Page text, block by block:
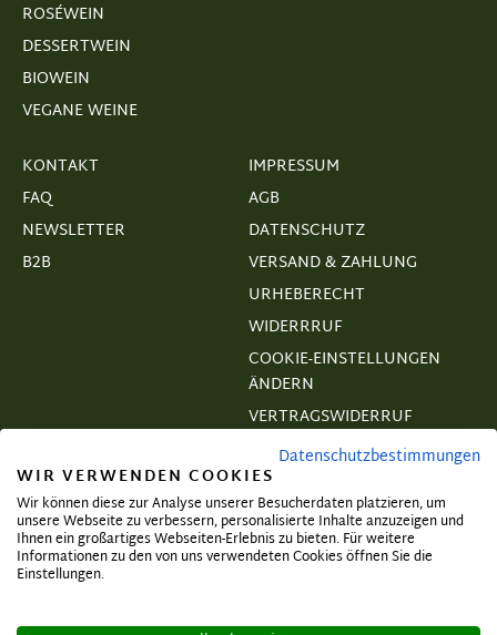
ROSÉWEIN
DESSERTWEIN
BIOWEIN
VEGANE WEINE
KONTAKT
FAQ
NEWSLETTER
B2B
IMPRESSUM
AGB
DATENSCHUTZ
VERSAND & ZAHLUNG
URHEBERECHT
WIDERRRUF
COOKIE-EINSTELLUNGEN
ÄNDERN
VERTRAGSWIDERRUF
Abonnieren und exklusive Angebote
sichern!
Datenschutzbestimmungen
WIR VERWENDEN COOKIES
Wir können diese zur Analyse unserer Besucherdaten platzieren, um
unsere Webseite zu verbessern, personalisierte Inhalte anzuzeigen und
Ihnen ein großartiges Webseiten-Erlebnis zu bieten. Für weitere
Informationen zu den von uns verwendeten Cookies öffnen Sie die
Einstellungen.